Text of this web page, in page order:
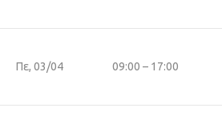
Πε, 03/04 09:00 – 17:00